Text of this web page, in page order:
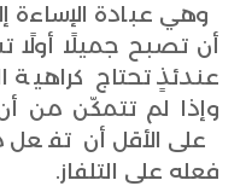
وهي عبادة الإساءة
أن تصبح جميلًا أولًا
عندئذٍ تحتاج
وإذا لم تتمكّن من
على الأقل أن
فعله على التلفاز.